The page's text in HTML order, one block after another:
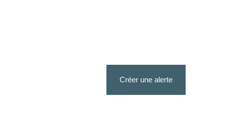
Créer une alerte